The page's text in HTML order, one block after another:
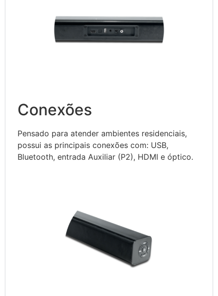
Conexões
Pensado para atender ambientes residenciais,
possui as principais conexões com: USB,
Bluetooth, entrada Auxiliar (P2), HDMI e óptico.